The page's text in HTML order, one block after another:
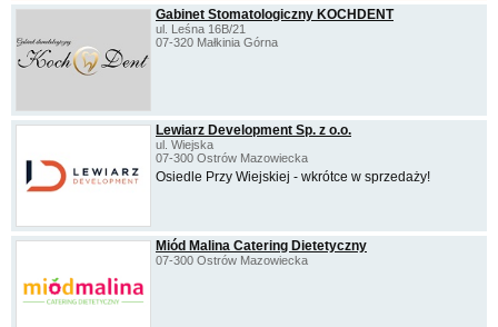
Gabinet Stomatologiczny KOCHDENT
ul. Leśna 16B/21
07-320 Małkinia Górna
Lewiarz Development Sp. z o.o.
ul. Wiejska
07-300 Ostrów Mazowiecka
Osiedle Przy Wiejskiej - wkrótce w sprzedaży!
Miód Malina Catering Dietetyczny
07-300 Ostrów Mazowiecka